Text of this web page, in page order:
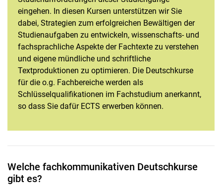
eingehen. In diesen Kursen unterstützen wir Sie
dabei, Strategien zum erfolgreichen Bewältigen der
Studienaufgaben zu entwickeln, wissenschafts- und
fachsprachliche Aspekte der Fachtexte zu verstehen
und eigene mündliche und schriftliche
Textproduktionen zu optimieren. Die Deutschkurse
für die o.g. Fachbereiche werden als
Schlüsselqualifikationen im Fachstudium anerkannt,
so dass Sie dafür ECTS erwerben können.
Welche fachkommunikativen Deutschkurse
gibt es?